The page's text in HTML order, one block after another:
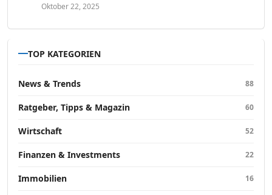
Oktober 22, 2025
TOP KATEGORIEN
News & Trends 88
Ratgeber, Tipps & Magazin 60
Wirtschaft 52
Finanzen & Investments 22
Immobilien 16